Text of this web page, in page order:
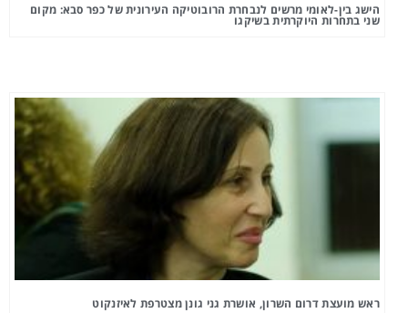
הישג בין-לאומי מרשים לנבחרת הרובוטיקה העירונית של כפר סבא: מקום
שני בתחרות היוקרתית בשיקגו
ראש מועצת דרום השרון, אושרת גני גונן מצטרפת לאיזנקוט